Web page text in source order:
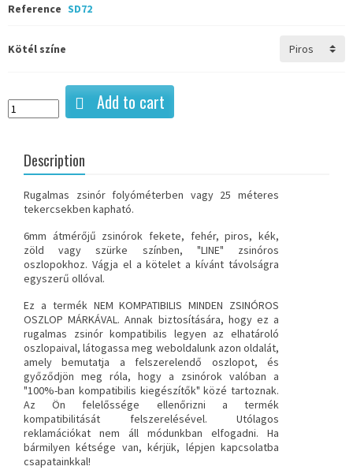
Reference SD72
Kötél színe
Add to cart
Description
Rugalmas zsinór folyóméterben vagy 25 méteres
tekercsekben kapható.
6mm átmérőjű zsinórok fekete, fehér, piros, kék,
zöld vagy szürke színben, "LINE" zsinóros
oszlopokhoz. Vágja el a kötelet a kívánt távolságra
egyszerű ollóval.
Ez a termék NEM KOMPATIBILIS MINDEN ZSINÓROS
OSZLOP MÁRKÁVAL. Annak biztosítására, hogy ez a
rugalmas zsinór kompatibilis legyen az elhatároló
oszlopaival, látogassa meg weboldalunk azon oldalát,
amely bemutatja a felszerelendő oszlopot, és
győződjön meg róla, hogy a zsinórok valóban a
"100%-ban kompatibilis kiegészítők" közé tartoznak.
Az Ön felelőssége ellenőrizni a termék
kompatibilitását felszerelésével. Utólagos
reklamációkat nem áll módunkban elfogadni. Ha
bármilyen kétsége van, kérjük, lépjen kapcsolatba
csapatainkkal!